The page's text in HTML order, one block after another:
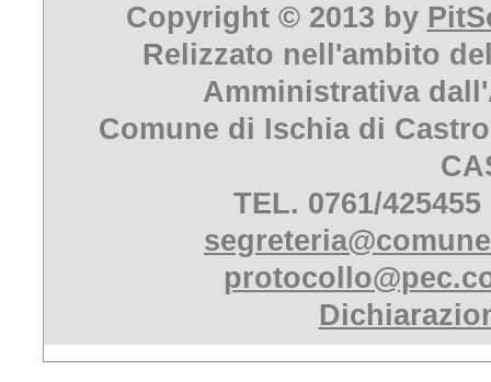
Copyright © 2013 by
Relizzato nell'ambito
Amministrativa
Comune di Ischia di
TEL. 0761/